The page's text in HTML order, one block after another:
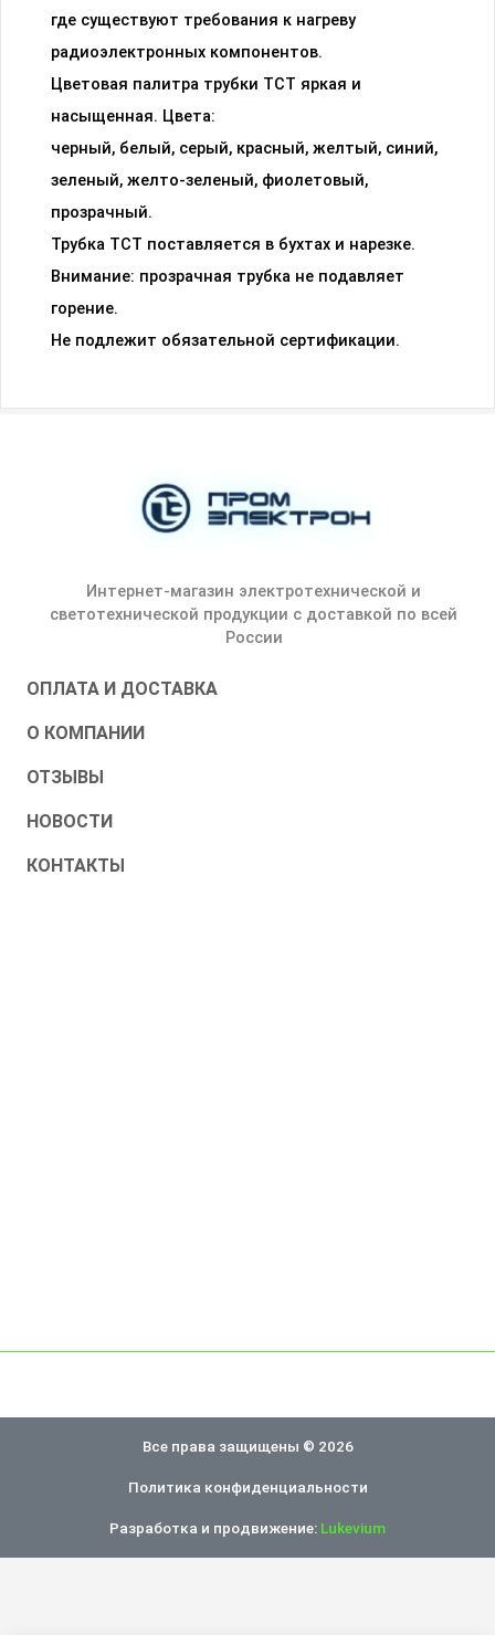
где существуют требования к нагреву
радиоэлектронных компонентов.
Цветовая палитра трубки ТСТ яркая и
насыщенная. Цвета:
черный, белый, серый, красный, желтый, синий,
зеленый, желто-зеленый, фиолетовый,
прозрачный.
Трубка ТСТ поставляется в бухтах и нарезке.
Внимание: прозрачная трубка не подавляет
горение.
Не подлежит обязательной сертификации.
Интернет-магазин электротехнической и
светотехнической продукции с доставкой по всей
России
ОПЛАТА И ДОСТАВКА
О КОМПАНИИ
ОТЗЫВЫ
НОВОСТИ
КОНТАКТЫ
Все права защищены © 2026
Политика конфиденциальности
Разработка и продвижение: Lukevium